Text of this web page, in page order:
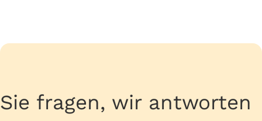
Sie fragen, wir antworten